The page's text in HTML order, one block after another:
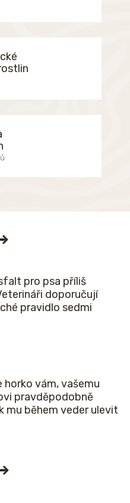
pro psa příliš
doporučují
pravidlo sedmi
horko vám, vašemu
pravděpodobně
mu během veder ulevit